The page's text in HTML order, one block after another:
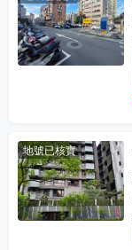
地號已核實